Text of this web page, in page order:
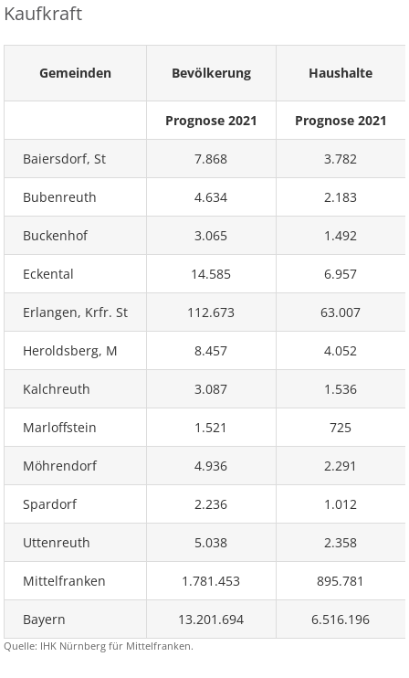
Kaufkraft
Gemeinden Bevölkerung Haushalte
Prognose 2021 Prognose 2021
Baiersdorf, St 7.868 3.782
Bubenreuth 4.634 2.183
Buckenhof 3.065 1.492
Eckental 14.585 6.957
Erlangen, Krfr. St 112.673 63.007
Heroldsberg, M 8.457 4.052
Kalchreuth 3.087 1.536
Marloffstein 1.521 725
Möhrendorf 4.936 2.291
Spardorf 2.236 1.012
Uttenreuth 5.038 2.358
Mittelfranken 1.781.453 895.781
Bayern 13.201.694 6.516.196
Quelle: IHK Nürnberg für Mittelfranken.